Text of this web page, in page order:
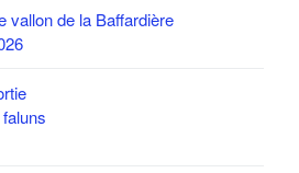
vallon de la Baffardière